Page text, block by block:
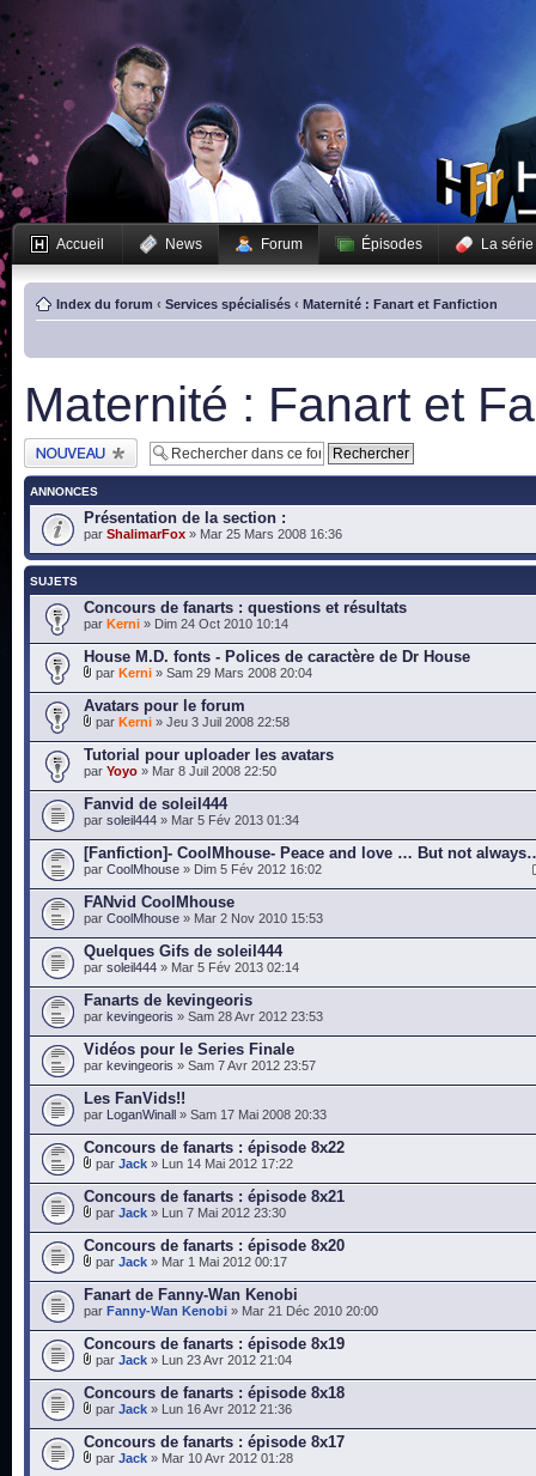
Accueil News Forum Épisodes La série
Index du forum ‹ Services spécialisés ‹ Maternité : Fanart et Fanfiction
Maternité : Fanart et
Publier un nouveau
sujet
ANNONCES
Présentation de la section :
par ShalimarFox » Mar 25 Mars 2008 16:36
SUJETS
Concours de fanarts : questions et résultats
par Kerni » Dim 24 Oct 2010 10:14
House M.D. fonts - Polices de caractère de Dr House
par Kerni » Sam 29 Mars 2008 20:04
Avatars pour le forum
par Kerni » Jeu 3 Juil 2008 22:58
Tutorial pour uploader les avatars
par Yoyo » Mar 8 Juil 2008 22:50
Fanvid de soleil444
par soleil444 » Mar 5 Fév 2013 01:34
[Fanfiction]- CoolMhouse- Peace and love … But not
par CoolMhouse » Dim 5 Fév 2012 16:02
FANvid CoolMhouse
par CoolMhouse » Mar 2 Nov 2010 15:53
Quelques Gifs de soleil444
par soleil444 » Mar 5 Fév 2013 02:14
Fanarts de kevingeoris
par kevingeoris » Sam 28 Avr 2012 23:53
Vidéos pour le Series Finale
par kevingeoris » Sam 7 Avr 2012 23:57
Les FanVids!!
par LoganWinall » Sam 17 Mai 2008 20:33
Concours de fanarts : épisode 8x22
par Jack » Lun 14 Mai 2012 17:22
Concours de fanarts : épisode 8x21
par Jack » Lun 7 Mai 2012 23:30
Concours de fanarts : épisode 8x20
par Jack » Mar 1 Mai 2012 00:17
Fanart de Fanny-Wan Kenobi
par Fanny-Wan Kenobi » Mar 21 Déc 2010 20:00
Concours de fanarts : épisode 8x19
par Jack » Lun 23 Avr 2012 21:04
Concours de fanarts : épisode 8x18
par Jack » Lun 16 Avr 2012 21:36
Concours de fanarts : épisode 8x17
par Jack » Mar 10 Avr 2012 01:28